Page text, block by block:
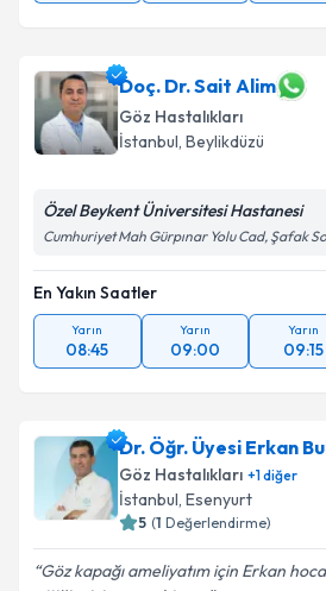
Doç. Dr. Sait Alim
Göz Hastalıkları
İstanbul, Beylikdüzü
Özel Beykent Üniversitesi Hastanesi
Cumhuriyet Mah Gürpınar Yolu Cad, Şafak
En Yakın Saatler
Yarın
08:45
Yarın
09:00
Yarın
09:15
Dr. Öğr. Üyesi Erkan
Göz Hastalıkları +1diğer
İstanbul, Esenyurt
5 (1 Değerlendirme)
Göz kapağı ameliyatım için Erkan